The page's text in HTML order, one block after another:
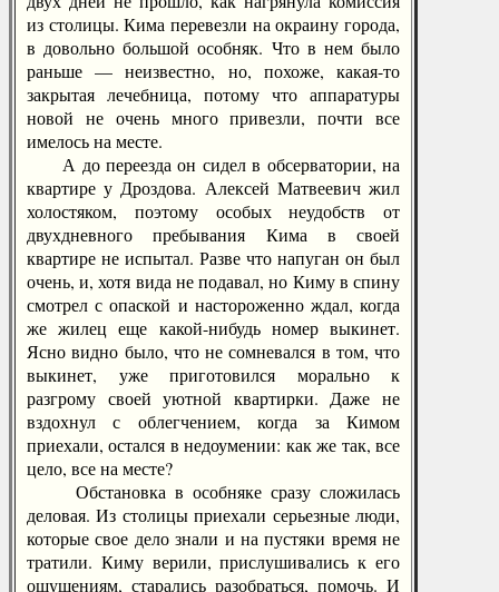
из столицы. Кима перевезли на окраину города,
в довольно большой особняк. Что в нем было
раньше — неизвестно, но, похоже, какая-то
закрытая лечебница, потому что аппаратуры
новой не очень много привезли, почти все
имелось на месте.
А до переезда он сидел в обсерватории, на
квартире у Дроздова. Алексей Матвеевич жил
холостяком, поэтому особых неудобств от
двухдневного пребывания Кима в своей
квартире не испытал. Разве что напуган он был
очень, и, хотя вида не подавал, но Киму в спину
смотрел с опаской и настороженно ждал, когда
же жилец еще какой-нибудь номер выкинет.
Ясно видно было, что не сомневался в том, что
выкинет, уже приготовился морально к
разгрому своей уютной квартирки. Даже не
вздохнул с облегчением, когда за Кимом
приехали, остался в недоумении: как же так, все
цело, все на месте?
Обстановка в особняке сразу сложилась
деловая. Из столицы приехали серьезные люди,
которые свое дело знали и на пустяки время не
тратили. Киму верили, прислушивались к его
ощущениям, старались разобраться, помочь. И